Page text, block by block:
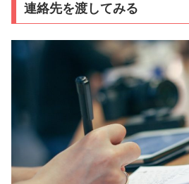
連絡先を渡してみる